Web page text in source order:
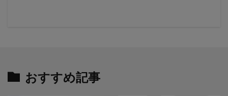
おすすめ記事